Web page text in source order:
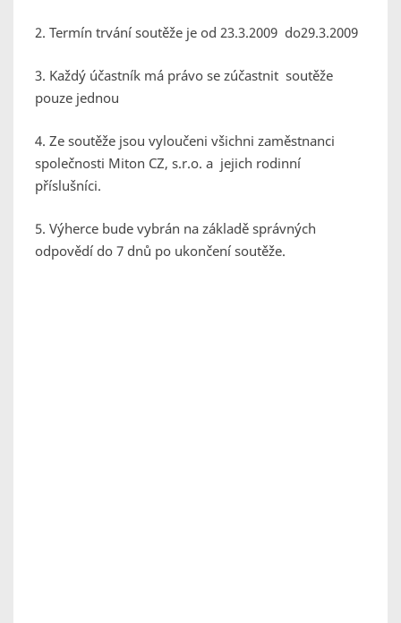
2. Termín trvání soutěže je od 23.3.2009 do29.3.2009
3. Každý účastník má právo se zúčastnit soutěže
pouze jednou
4. Ze soutěže jsou vyloučeni všichni zaměstnanci
společnosti Miton CZ, s.r.o. a jejich rodinní
příslušníci.
5. Výherce bude vybrán na základě správných
odpovědí do 7 dnů po ukončení soutěže.